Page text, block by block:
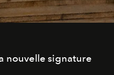
nouvelle signature